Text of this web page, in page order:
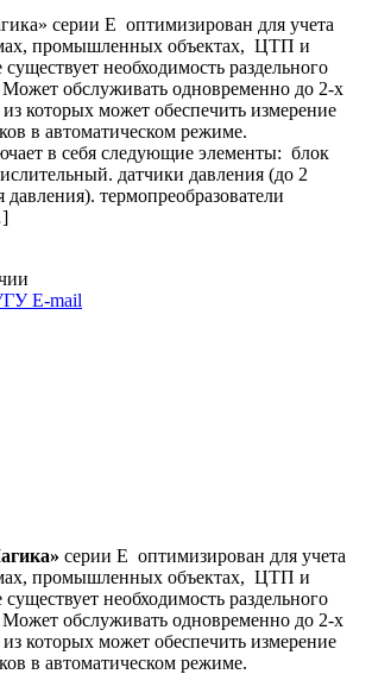
серии Е оптимизирован для учета
промышленных объектах, ЦТП и
необходимость раздельного
обслуживать одновременно до 2-х
которых может обеспечить измерение
в автоматическом режиме.
в себя следующие элементы: блок
датчики давления (до 2
давления). термопреобразователи
E-mail
серии Е оптимизирован для учета
промышленных объектах, ЦТП и
необходимость раздельного
обслуживать одновременно до 2-х
которых может обеспечить измерение
в автоматическом режиме.